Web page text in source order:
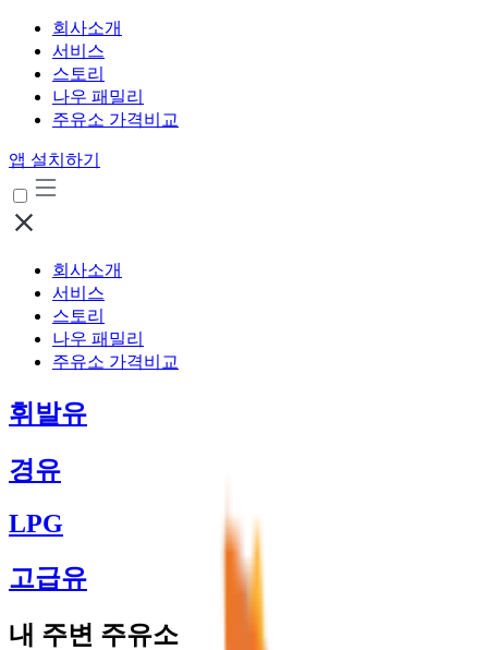
회사소개
서비스
스토리
나우 패밀리
주유소 가격비교
앱 설치하기
회사소개
서비스
스토리
나우 패밀리
주유소 가격비교
휘발유
경유
LPG
고급유
내 주변 주유소